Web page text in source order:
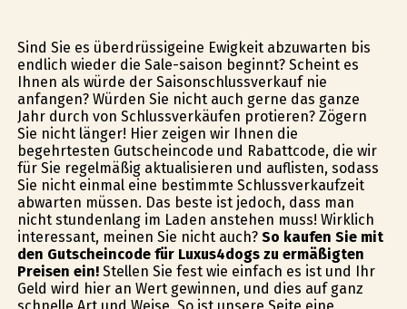
Sind Sie es überdrüssigeine Ewigkeit abzuwarten bis
endlich wieder die Sale-saison beginnt? Scheint es
Ihnen als würde der Saisonschlussverkauf nie
anfangen? Würden Sie nicht auch gerne das ganze
Jahr durch von Schlussverkäufen profitieren? Zögern
Sie nicht länger! Hier zeigen wir Ihnen die
begehrtesten Gutscheincode und Rabattcode, die wir
für Sie regelmäßig aktualisieren und auflisten, sodass
Sie nicht einmal eine bestimmte Schlussverkaufzeit
abwarten müssen. Das beste ist jedoch, dass man
nicht stundenlang im Laden anstehen muss! Wirklich
interessant, meinen Sie nicht auch? So kaufen Sie mit
den Gutscheincode für Luxus4dogs zu ermäßigten
Preisen ein!Stellen Sie fest wie einfach es ist und Ihr
Geld wird hier an Wert gewinnen, und dies auf ganz
schnelle Art und Weise. So ist unsere Seite eine